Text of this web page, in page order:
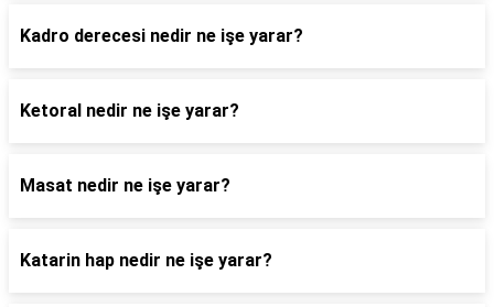
Kadro derecesi nedir ne işe yarar?
Ketoral nedir ne işe yarar?
Masat nedir ne işe yarar?
Katarin hap nedir ne işe yarar?